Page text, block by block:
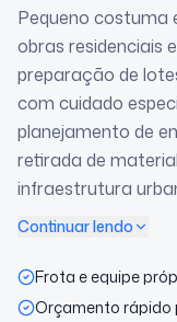
Pequeno costuma
obras residenciais
preparação de
com cuidado
planejamento de
retirada de
infraestrutura
Continuar lendo
Frota e equipe
Orçamento rápido